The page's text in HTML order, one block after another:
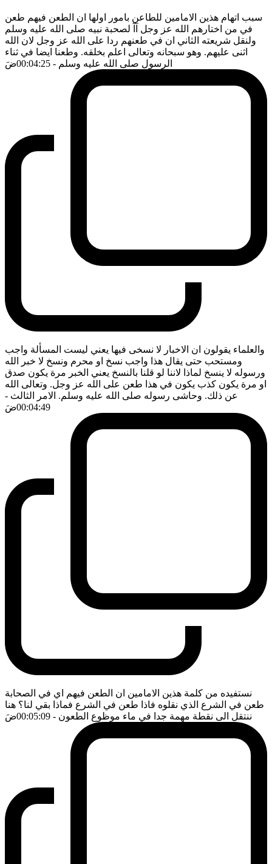
سبب اتهام هذين الامامين للطاعن بامور اولها ان الطعن فيهم طعن
في من اختارهم الله عز وجل آآ لصحبة نبيه صلى الله عليه وسلم
ولنقل شريعته الثاني ان في طعنهم ردا على الله عز وجل لان الله
اثنى عليهم. وهو سبحانه وتعالى اعلم بخلقه. وطعنا ايضا في ثناء
الرسول صلى الله عليه وسلم - 00:04:25 ضَ
والعلماء يقولون ان الاخبار لا نسخى فيها يعني ليست المسألة واجب
ومستحب حتى يقال هذا واجب نسخ او محرم ونسخ لا خبر الله
ورسوله لا ينسخ لماذا لاننا لو قلنا بالنسخ يعني الخبر مرة يكون صدق
او مرة يكون كذب يكون في هذا طعن على الله عز وجل. وتعالى الله
عن ذلك. وحاشى رسوله صلى الله عليه وسلم. الامر الثالث -
00:04:49ضَ
نستفيده من كلمة هذين الامامين ان الطعن فيهم اي في الصحابة
طعن في الشرع الذي نقلوه فاذا طعن في الشرع فماذا بقي لنا؟ هنا
ننتقل الى نقطة مهمة جدا في ماء موظوع الطعون - 00:05:09 ضَ